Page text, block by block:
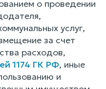
о проведении
услуг,
за счет
расходов,
1174 ГК РФ, иные
и